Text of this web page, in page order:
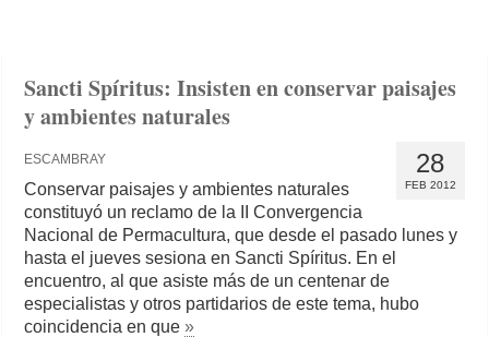
Sancti Spíritus: Insisten en conservar paisajes
y ambientes naturales
28
FEB 2012
ESCAMBRAY
Conservar paisajes y ambientes naturales
constituyó un reclamo de la II Convergencia
Nacional de Permacultura, que desde el pasado lunes y
hasta el jueves sesiona en Sancti Spíritus. En el
encuentro, al que asiste más de un centenar de
especialistas y otros partidarios de este tema, hubo
coincidencia en que»